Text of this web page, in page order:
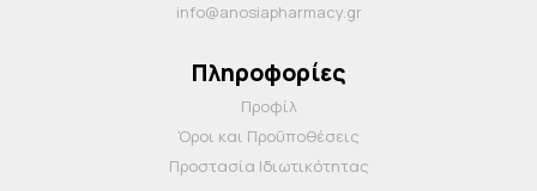
info@anosiapharmacy.gr
Πληροφορίες
Προφίλ
Όροι και Προΰποθέσεις
Προστασία Ιδιωτικότητας